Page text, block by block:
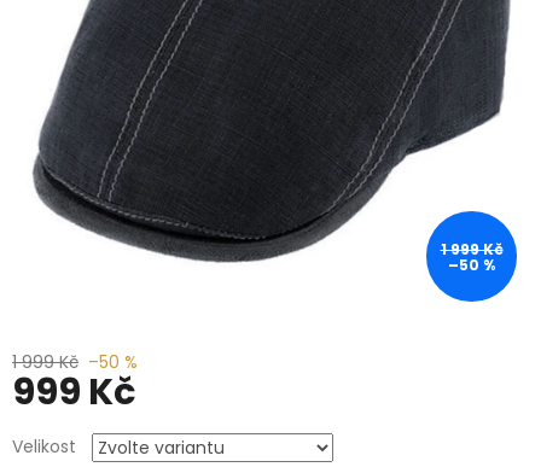
1 999 Kč
–50 %
1 999 Kč –50 %
999 Kč
cena:
Velikost